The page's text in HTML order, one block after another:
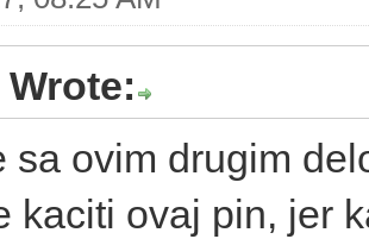
sa ovim drugim
kaciti ovaj pin, jer